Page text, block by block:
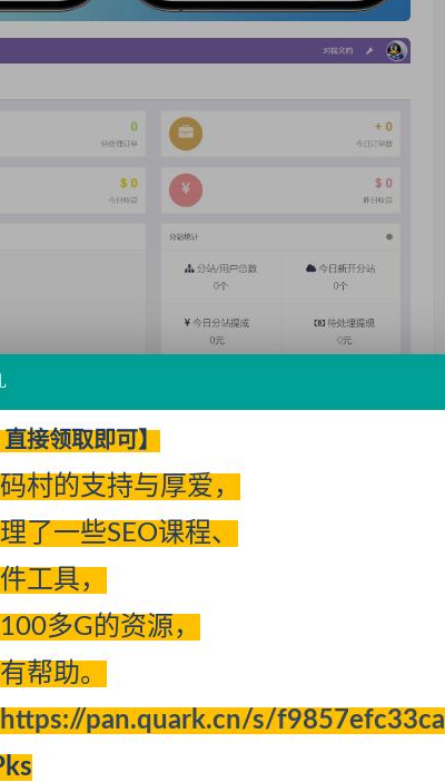
接领取即可】
村的支持与厚爱，
了一些SEO课程、
工具，
多G的资源，
帮助。
https://pan.quark.cn/s/f9857efc33ca